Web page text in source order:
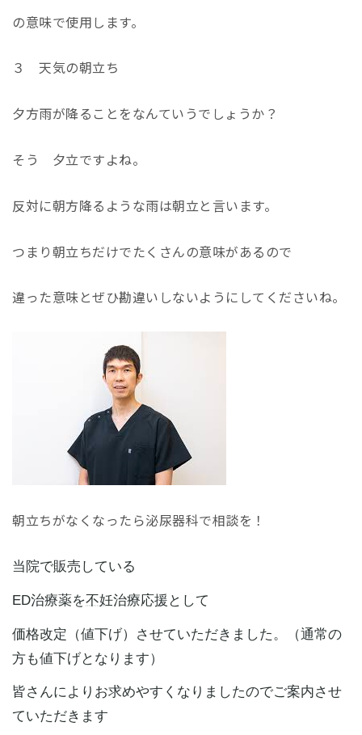
の意味で使用します。
３ 天気の朝立ち
夕方雨が降ることをなんていうでしょうか？
そう 夕立ですよね。
反対に朝方降るような雨は朝立と言います。
つまり朝立ちだけでたくさんの意味があるので
違った意味とぜひ勘違いしないようにしてくださいね。
朝立ちがなくなったら泌尿器科で相談を！
当院で販売している
ED治療薬を不妊治療応援として
価格改定（値下げ）させていただきました。（通常の
方も値下げとなります）
皆さんによりお求めやすくなりましたのでご案内させ
ていただきます